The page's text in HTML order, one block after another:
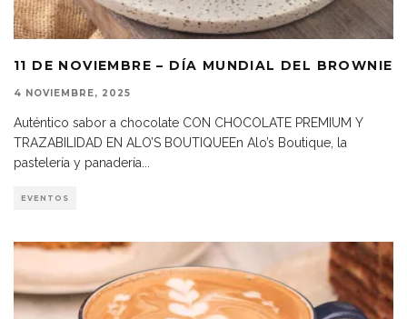
11 DE NOVIEMBRE – DÍA MUNDIAL DEL BROWNIE
4 NOVIEMBRE, 2025
Auténtico sabor a chocolate CON CHOCOLATE PREMIUM Y
TRAZABILIDAD EN ALO’S BOUTIQUEEn Alo’s Boutique, la
pastelería y panadería
EVENTOS